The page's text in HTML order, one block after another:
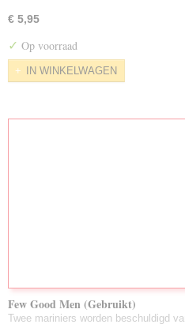
€ 5,95
✓ Op voorraad
IN WINKELWAGEN
Few Good Men (Gebruikt)
Twee mariniers worden beschuldigd